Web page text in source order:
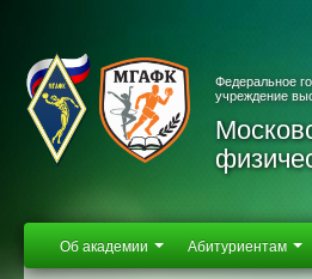
Федеральное
учреждение
Об академии Абитуриентам